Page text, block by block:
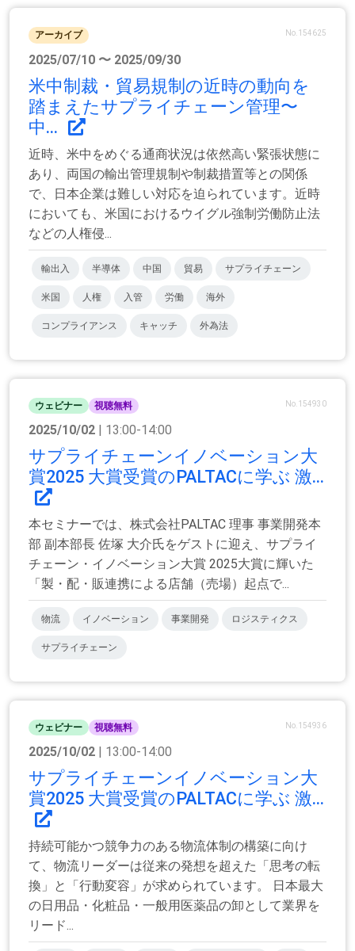
アーカイブ No.154625
2025/07/10 〜 2025/09/30
米中制裁・貿易規制の近時の動向を
踏まえたサプライチェーン管理〜
中...
近時、米中をめぐる通商状況は依然高い緊張状態に
あり、両国の輸出管理規制や制裁措置等との関係
で、日本企業は難しい対応を迫られています。近時
においても、米国におけるウイグル強制労働防止法
などの人権侵...
輸出入 半導体 中国 貿易 サプライチェーン
米国 人権 入管 労働 海外
コンプライアンス キャッチ 外為法
ウェビナー 視聴無料 No.154930
2025/10/02 | 13:00-14:00
サプライチェーンイノベーション大
賞2025 大賞受賞のPALTACに学ぶ 激...
本セミナーでは、株式会社PALTAC 理事 事業開発本
部 副本部長 佐塚 大介氏をゲストに迎え、サプライ
チェーン・イノベーション大賞 2025大賞に輝いた
「製・配・販連携による店舗（売場）起点で...
物流 イノベーション 事業開発 ロジスティクス
サプライチェーン
ウェビナー 視聴無料 No.154936
2025/10/02 | 13:00-14:00
サプライチェーンイノベーション大
賞2025 大賞受賞のPALTACに学ぶ 激...
持続可能かつ競争力のある物流体制の構築に向け
て、物流リーダーは従来の発想を超えた「思考の転
換」と「行動変容」が求められています。 日本最大
の日用品・化粧品・一般用医薬品の卸として業界を
リード...